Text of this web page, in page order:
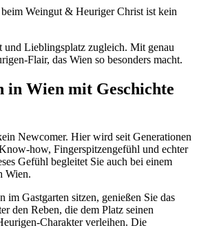
Weingut & Heuriger Christ ist kein
Lieblingsplatz zugleich. Mit genau
Flair, das Wien so besonders macht.
in Wien mit Geschichte
Newcomer. Hier wird seit Generationen
how, Fingerspitzengefühl und echter
Gefühl begleitet Sie auch bei einem
Wien.
im Gastgarten sitzen, genießen Sie das
den Reben, die dem Platz seinen
Charakter verleihen. Die